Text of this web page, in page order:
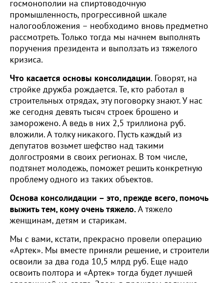
госмонополии на спиртоводочную
промышленность, прогрессивной шкале
налогообложения – необходимо вновь предметно
рассмотреть. Только тогда мы начнем выполнять
поручения президента и выползать из тяжелого
кризиса.
Что касается основы консолидации. Говорят, на
стройке дружба рождается. Те, кто работал в
строительных отрядах, эту поговорку знают. У нас
же сегодня девять тысяч строек брошено и
заморожено. А ведь в них 2,5 триллиона руб.
вложили. А толку никакого. Пусть каждый из
депутатов возьмет шефство над такими
долгостроями в своих регионах. В том числе,
подтянет молодежь, поможет решить конкретную
проблему одного из таких объектов.
Основа консолидации – это, прежде всего, помочь
выжить тем, кому очень тяжело.А тяжело
женщинам, детям и старикам.
Мы с вами, кстати, прекрасно провели операцию
«Артек». Мы вместе приняли решение, и строители
освоили за два года 10,5 млрд руб. Еще надо
освоить полтора и «Артек» тогда будет лучшей